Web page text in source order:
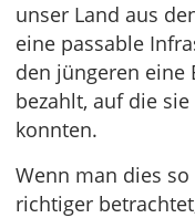
unser Land aus
eine passable
den jüngeren
bezahlt, auf die
konnten.
Wenn man dies
richtiger